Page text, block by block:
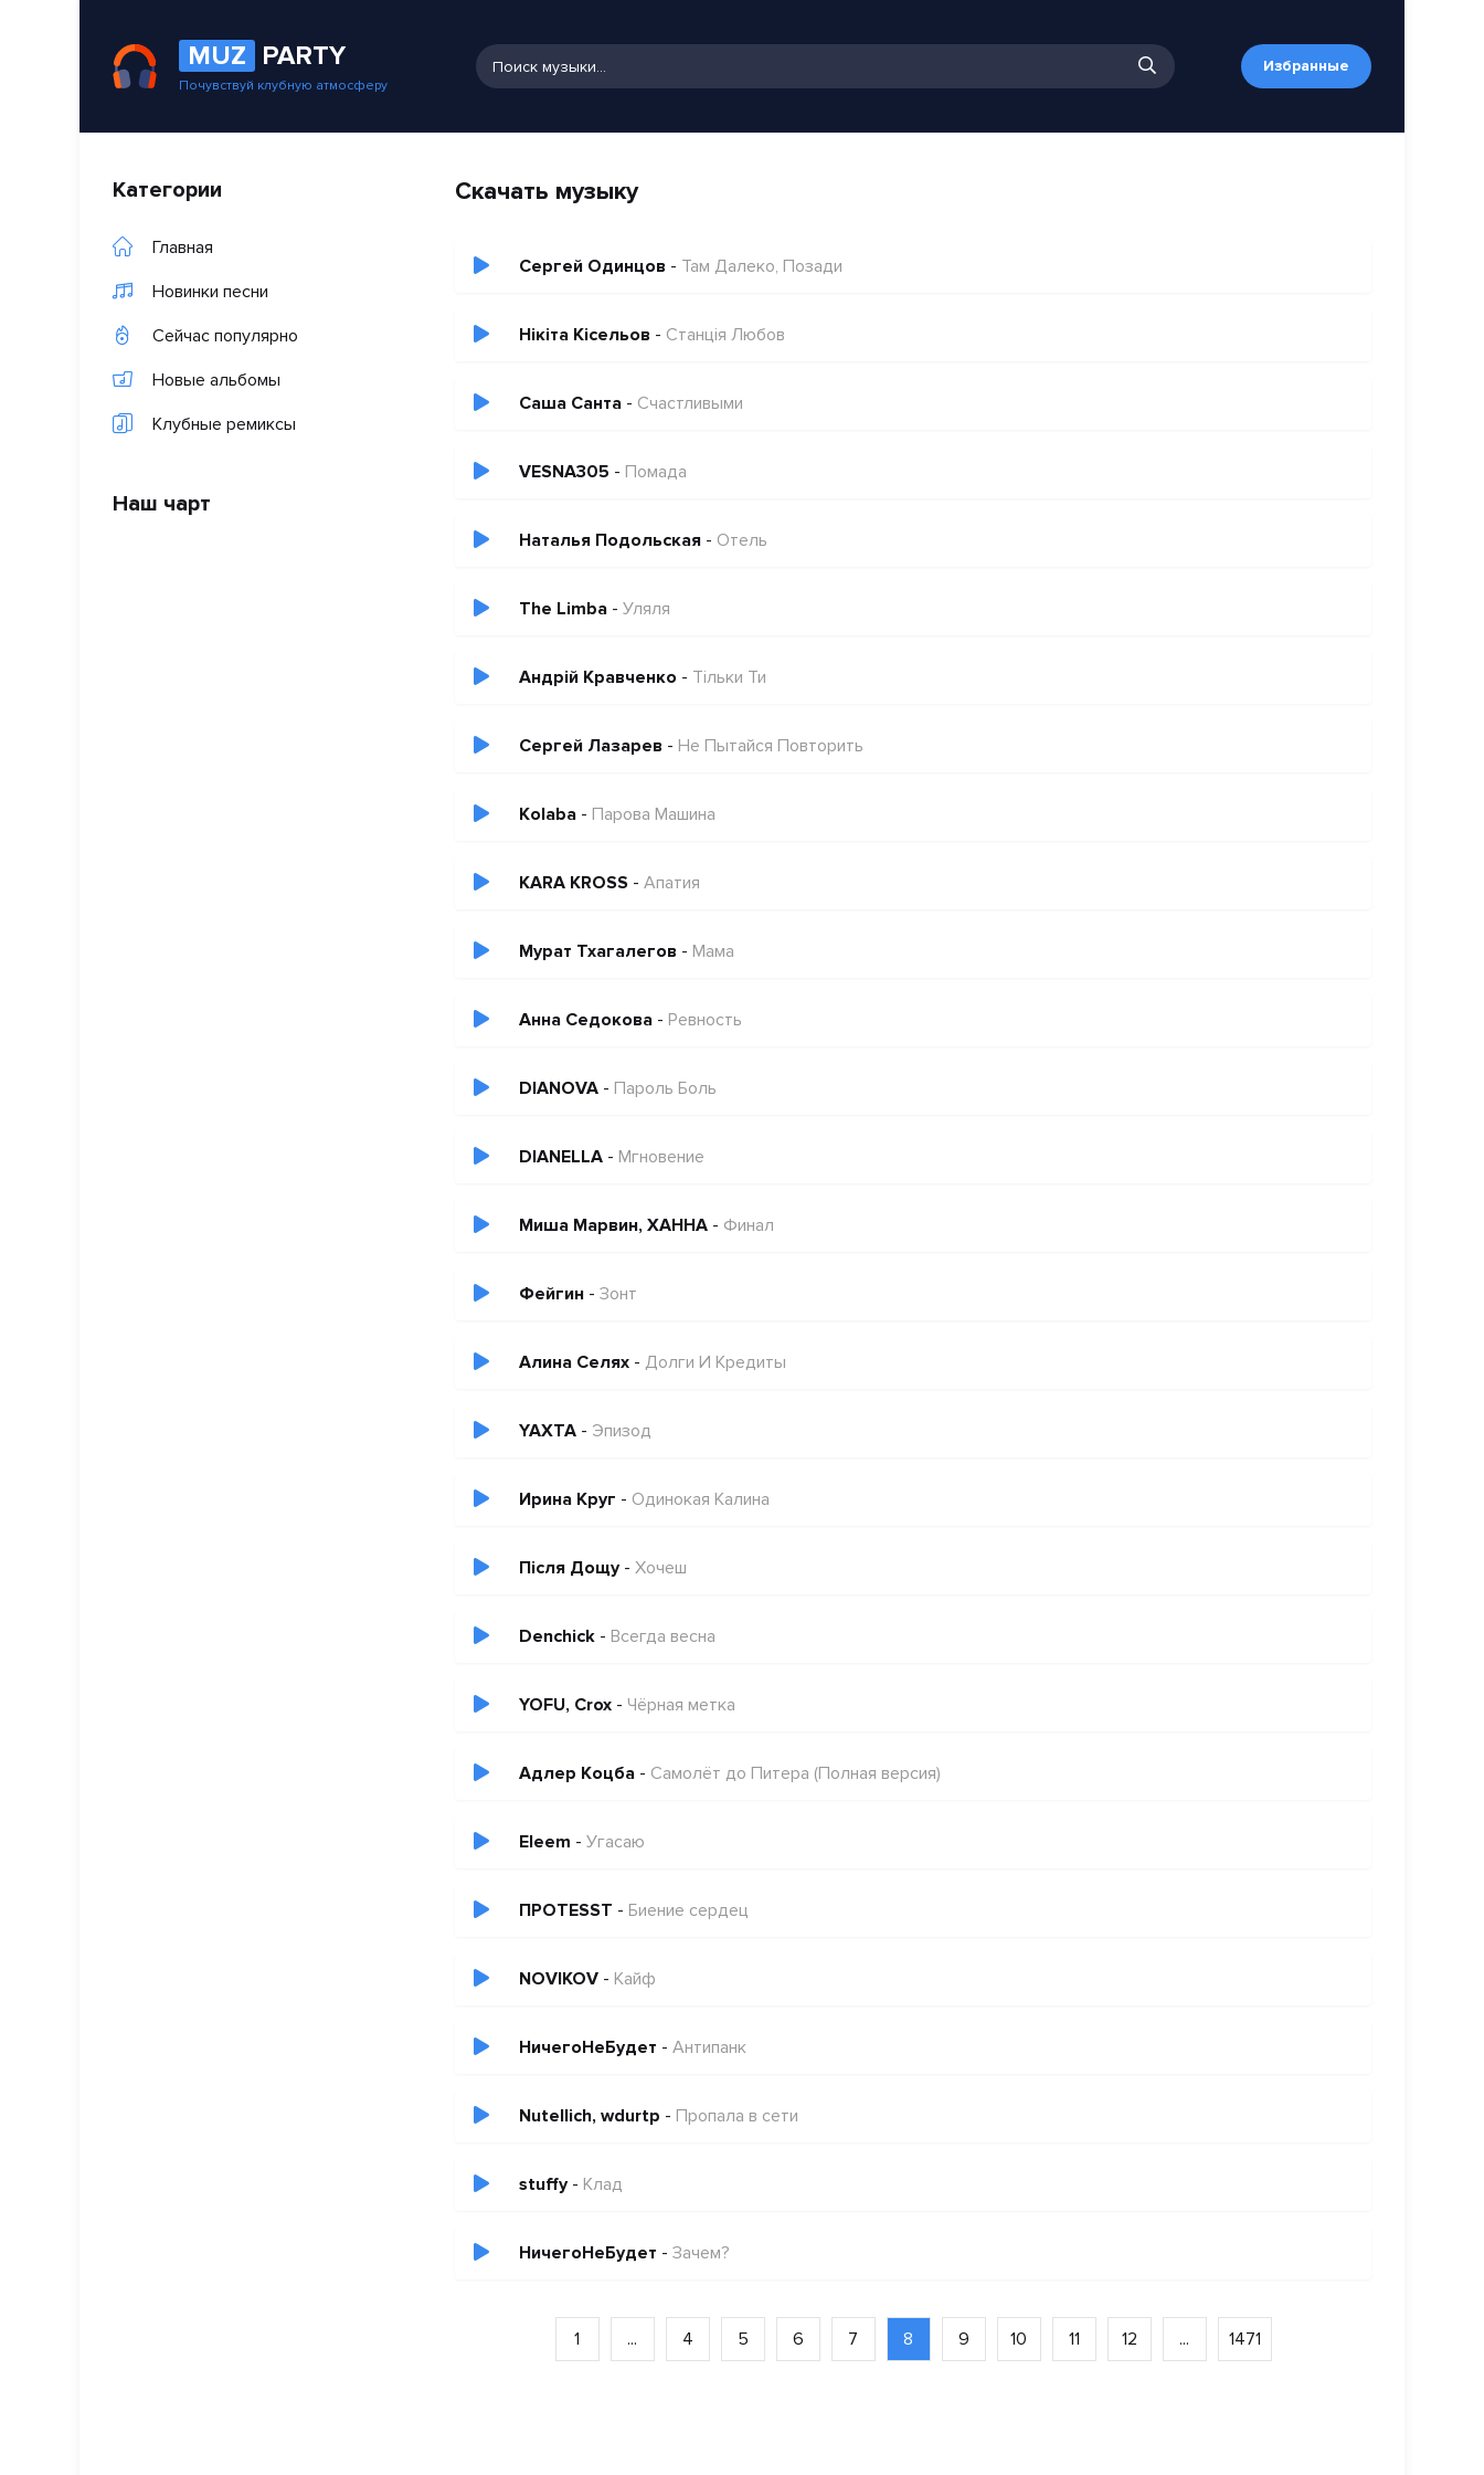
MUZ PARTY
Почувствуй клубную атмосферу
Избранные
Категории
Главная
Новинки песни
Сейчас популярно
Новые альбомы
Клубные ремиксы
Наш чарт
Скачать музыку
Сергей Одинцов - Там Далеко, Позади
Нікіта Кісельов - Станція Любов
Саша Санта - Счастливыми
VESNA305 - Помада
Наталья Подольская - Отель
The Limba - Уляля
Андрій Кравченко - Тільки Ти
Сергей Лазарев - Не Пытайся Повторить
Kolaba - Парова Машина
KARA KROSS - Апатия
Мурат Тхагалегов - Мама
Анна Седокова - Ревность
DIANOVA - Пароль Боль
DIANELLA - Мгновение
Миша Марвин, ХАННА - Финал
Фейгин - Зонт
Алина Селях - Долги И Кредиты
YAXTA - Эпизод
Ирина Круг - Одинокая Калина
Пiсля Дощу- Хочеш
Denchick - Всегда весна
YOFU, Crox - Чёрная метка
Адлер Коцба - Самолёт до Питера (Полная версия)
Eleem - Угасаю
ПРОTESST - Биение сердец
NOVIKOV - Кайф
НичегоНеБудет - Антипанк
Nutellich, wdurtp - Пропала в сети
stuffy- Клад
НичегоНеБудет - Зачем?
1 ... 4 5 6 7 8 9 10 11 12 ... 1471